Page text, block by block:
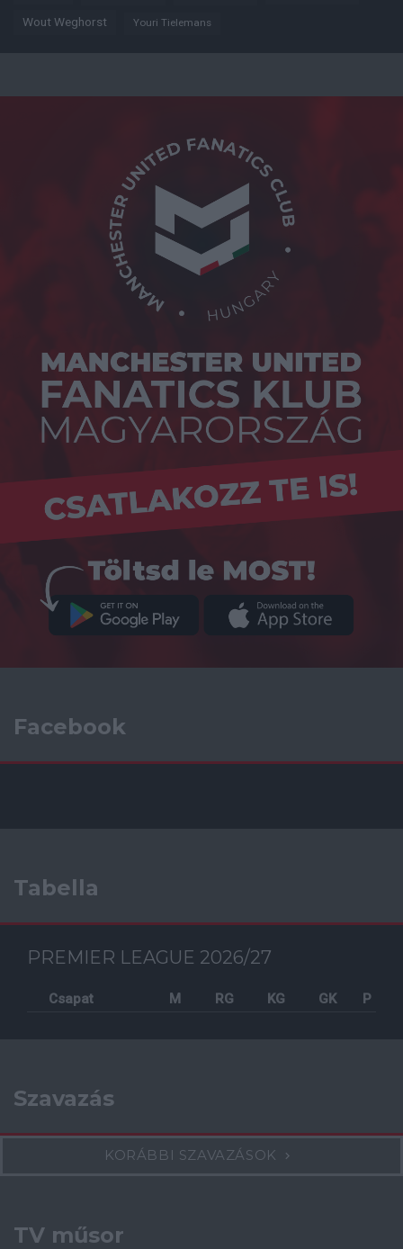
Wout Weghorst Youri Tielemans
Facebook
Tabella
PREMIER LEAGUE 2026/27
Csapat M RG KG GK P
Szavazás
KORÁBBI SZAVAZÁSOK
TV műsor